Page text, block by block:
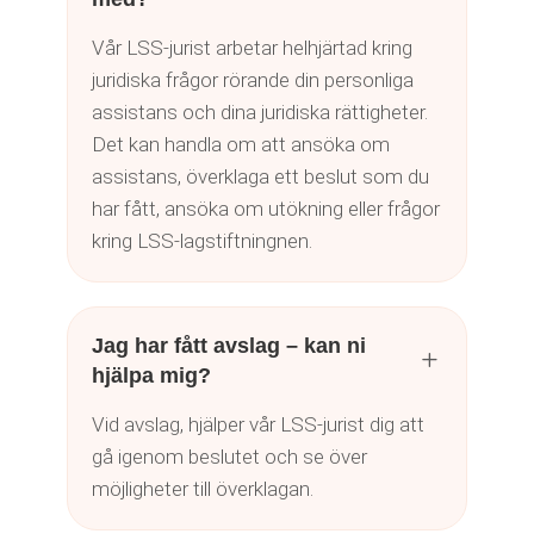
Vår LSS-jurist arbetar helhjärtad kring
juridiska frågor rörande din personliga
assistans och dina juridiska rättigheter.
Det kan handla om att ansöka om
assistans, överklaga ett beslut som du
har fått, ansöka om utökning eller frågor
kring LSS-lagstiftningnen.
Jag har fått avslag – kan ni
hjälpa mig?
L
Vid avslag, hjälper vår LSS-jurist dig att
gå igenom beslutet och se över
möjligheter till överklagan.